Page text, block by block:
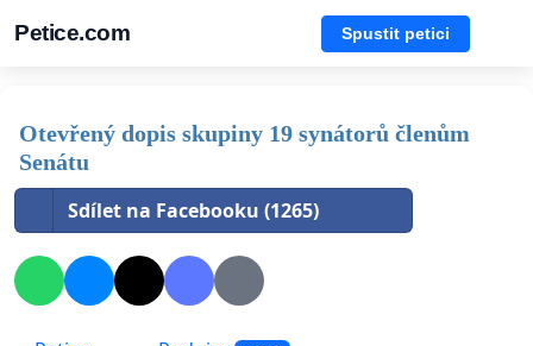
Petice.com Spustit petici
Otevřený dopis skupiny 19 synátorů členům
Senátu
Sdílet na Facebooku (1265)